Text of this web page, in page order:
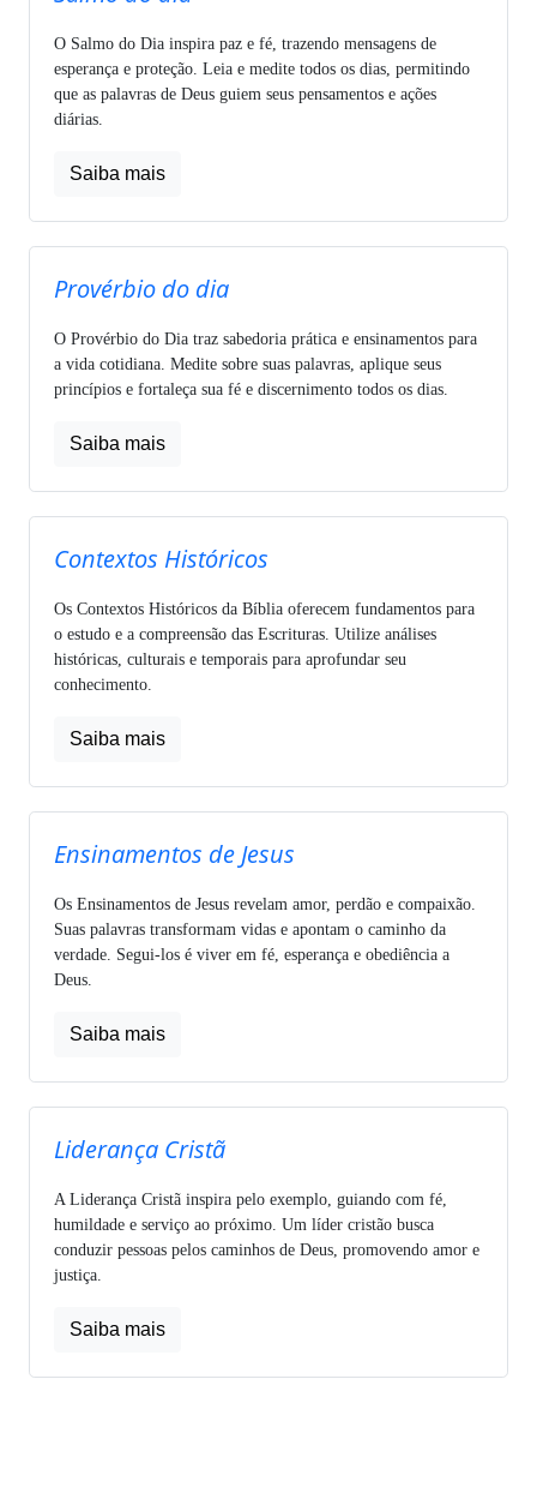
O Salmo do Dia inspira paz e fé, trazendo mensagens de
esperança e proteção. Leia e medite todos os dias, permitindo
que as palavras de Deus guiem seus pensamentos e ações
diárias.
Saiba mais
Provérbio do dia
O Provérbio do Dia traz sabedoria prática e ensinamentos para
a vida cotidiana. Medite sobre suas palavras, aplique seus
princípios e fortaleça sua fé e discernimento todos os dias.
Saiba mais
Contextos Históricos
Os Contextos Históricos da Bíblia oferecem fundamentos para
o estudo e a compreensão das Escrituras. Utilize análises
históricas, culturais e temporais para aprofundar seu
conhecimento.
Saiba mais
Ensinamentos de Jesus
Os Ensinamentos de Jesus revelam amor, perdão e compaixão.
Suas palavras transformam vidas e apontam o caminho da
verdade. Segui-los é viver em fé, esperança e obediência a
Deus.
Saiba mais
Liderança Cristã
A Liderança Cristã inspira pelo exemplo, guiando com fé,
humildade e serviço ao próximo. Um líder cristão busca
conduzir pessoas pelos caminhos de Deus, promovendo amor e
justiça.
Saiba mais